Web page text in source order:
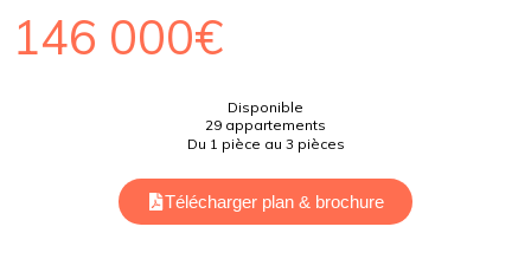
146 000€
Disponible
29 appartements
Du 1 pièce au 3 pièces
Télécharger plan & brochure